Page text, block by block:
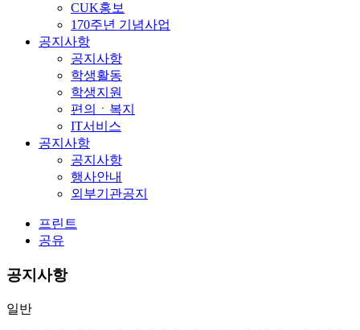
CUK홍보
170주년 기념사업
공지사항
공지사항
학생활동
학생지원
편의ㆍ복지
IT서비스
공지사항
공지사항
행사안내
외부기관공지
프린트
공유
공지사항
일반